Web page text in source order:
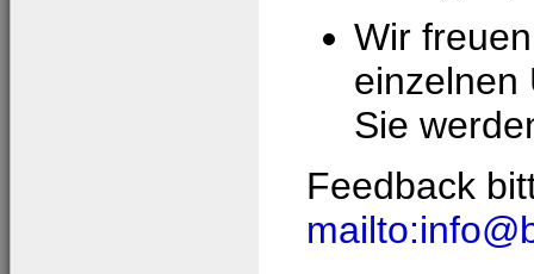
Wir
einzelnen
Sie
Feedback